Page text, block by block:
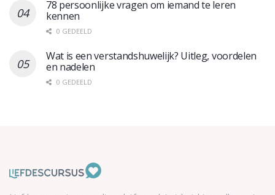
78 persoonlijke vragen om iemand te leren
kennen
0 GEDEELD
Wat is een verstandshuwelijk? Uitleg, voordelen
en nadelen
0 GEDEELD